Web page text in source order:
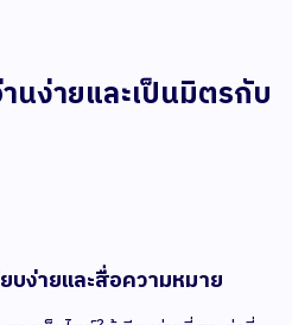
นง่ายและเป็นมิตรกับ
บง่ายและสื่อความหมาย